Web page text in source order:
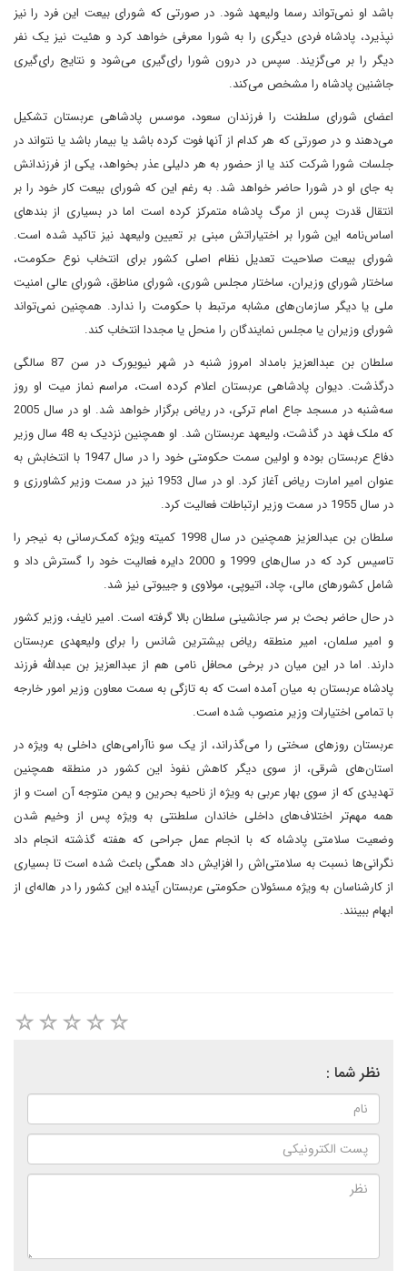
باشد او نمی‌تواند رسما ولیعهد شود. در صورتی که شورای بیعت این فرد را نیز
نپذیرد، پادشاه فردی دیگری را به شورا معرفی خواهد کرد و هئیت نیز یک نفر
دیگر را بر می‌گزیند. سپس در درون شورا رای‌گیری می‌شود و نتایج رای‌گیری
جاشنین پادشاه را مشخص می‌کند.
اعضای شورای سلطنت را فرزندان سعود، موسس پادشاهی عربستان تشکیل
می‌دهند و در صورتی که هر کدام از آنها فوت کرده باشد یا بیمار باشد یا نتواند در
جلسات شورا شرکت کند یا از حضور به هر دلیلی عذر بخواهد، یکی از فرزندانش
به جای او در شورا حاضر خواهد شد. به رغم این که شورای بیعت کار خود را بر
انتقال قدرت پس از مرگ پادشاه متمرکز کرده است اما در بسیاری از بندهای
اساس‌نامه این شورا بر اختیاراتش مبنی بر تعیین ولیعهد نیز تاکید شده است.
شورای بیعت صلاحیت تعدیل نظام اصلی کشور برای انتخاب نوع حکومت،
ساختار شورای وزیران، ساختار مجلس شوری، شورای مناطق، شورای عالی امنیت
ملی یا دیگر سازمان‌های مشابه مرتبط با حکومت را ندارد. همچنین نمی‌تواند
شورای وزیران یا مجلس نمایندگان را منحل یا مجددا انتخاب کند.
سلطان بن عبدالعزیز بامداد امروز شنبه در شهر نیویورک در سن 87 سالگی
درگذشت. دیوان پادشاهی عربستان اعلام کرده است، مراسم نماز میت او روز
سه‌شنبه در مسجد جاع امام ترکی، در ریاض برگزار خواهد شد. او در سال 2005
که ملک فهد در گذشت، ولیعهد عربستان شد. او همچنین نزدیک به 48 سال وزیر
دفاع عربستان بوده و اولین سمت حکومتی خود را در سال 1947 با انتخابش به
عنوان امیر امارت ریاض آغاز کرد. او در سال 1953 نیز در سمت وزیر کشاورزی و
در سال 1955 در سمت وزیر ارتباطات فعالیت کرد.
سلطان بن عبدالعزیز همچنین در سال 1998 کمیته ویژه کمک‌رسانی به نیجر را
تاسیس کرد که در سال‌های 1999 و 2000 دایره فعالیت خود را گسترش داد و
شامل کشورهای مالی، چاد، اتیوپی، مولاوی و جیبوتی نیز شد.
در حال حاضر بحث بر سر جانشینی سلطان بالا گرفته است. امیر نایف، وزیر کشور
و امیر سلمان، امیر منطقه ریاض بیشترین شانس را برای ولیعهدی عربستان
دارند. اما در این میان در برخی محافل نامی هم از عبدالعزیز بن عبدالله فرزند
پادشاه عربستان به میان آمده است که به تازگی به سمت معاون وزیر امور خارجه
با تمامی اختیارات وزیر منصوب شده است.
عربستان روزهای سختی را می‌گذراند، از یک سو ناآرامی‌های داخلی به ویژه در
استان‌های شرقی، از سوی دیگر کاهش نفوذ این کشور در منطقه همچنین
تهدیدی که از سوی بهار عربی به ویژه از ناحیه بحرین و یمن متوجه آن است و از
همه مهم‌تر اختلاف‌های داخلی خاندان سلطنتی به ویژه پس از وخیم شدن
وضعیت سلامتی پادشاه که با انجام عمل جراحی که هفته گذشته انجام داد
نگرانی‌ها نسبت به سلامتی‌اش را افزایش داد همگی باعث شده است تا بسیاری
از کارشناسان به ویژه مسئولان حکومتی عربستان آینده این کشور را در هاله‌ای از
ابهام ببینند.
نظر شما :